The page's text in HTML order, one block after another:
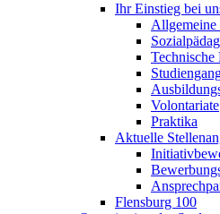
Ihr Einstieg bei
Technische
Volontariate
Praktika
Aktuelle
Flensburg 100